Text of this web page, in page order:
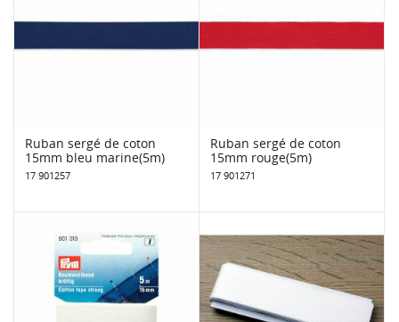
Ruban sergé de coton
15mm bleu marine(5m)
17 901257
Ruban sergé de coton
15mm rouge(5m)
17 901271